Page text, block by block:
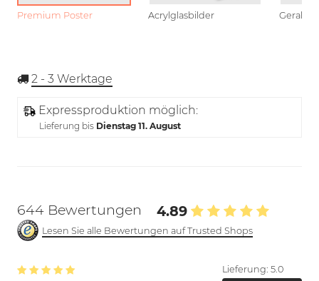
Premium Poster Acrylglasbilder
2 - 3 Werktage
Expressproduktion möglich:
Lieferung bis Dienstag 11. August
644 Bewertungen 4.89
Lesen Sie alle Bewertungen auf Trusted Shops
Lieferung: 5.0